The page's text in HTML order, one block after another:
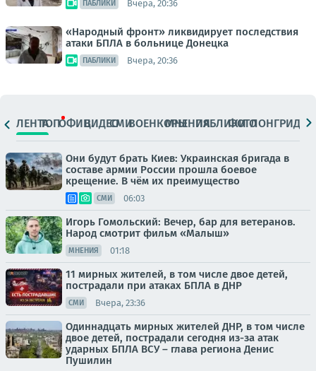
ПАБЛИКИ Вчера, 20:36
«Народный фронт» ликвидирует последствия
атаки БПЛА в больнице Донецка
ПАБЛИКИ Вчера, 20:36
ЛЕНТАТОПОФИЦ.ВИДЕОСМИВОЕНКОРЫМНЕНИЯПАБЛИКИ
ФОТОЛОНГРИДЫ
Они будут брать Киев: Украинская бригада в
составе армии России прошла боевое
крещение. В чём их преимущество
СМИ 06:03
Игорь Гомольский: Вечер, бар для ветеранов.
Народ смотрит фильм «Малыш»
МНЕНИЯ 01:18
11 мирных жителей, в том числе двое детей,
пострадали при атаках БПЛА в ДНР
СМИ Вчера, 23:36
Одиннадцать мирных жителей ДНР, в том числе
двое детей, пострадали сегодня из-за атак
ударных БПЛА ВСУ – глава региона Денис
Пушилин